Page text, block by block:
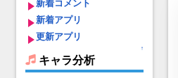
新着コメント
新着アプリ
更新アプリ
↑
キャラ分析